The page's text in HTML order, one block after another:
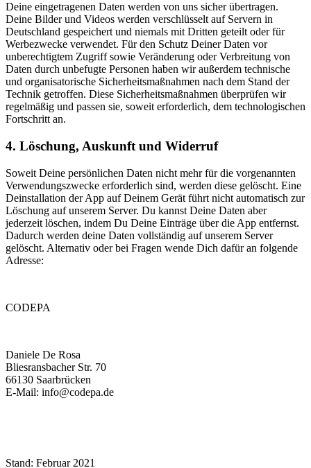
Deine eingetragenen Daten werden von uns sicher übertragen.
Deine Bilder und Videos werden verschlüsselt auf Servern in
Deutschland gespeichert und niemals mit Dritten geteilt oder für
Werbezwecke verwendet. Für den Schutz Deiner Daten vor
unberechtigtem Zugriff sowie Veränderung oder Verbreitung von
Daten durch unbefugte Personen haben wir außerdem technische
und organisatorische Sicherheitsmaßnahmen nach dem Stand der
Technik getroffen. Diese Sicherheitsmaßnahmen überprüfen wir
regelmäßig und passen sie, soweit erforderlich, dem technologischen
Fortschritt an.
4. Löschung, Auskunft und Widerruf
Soweit Deine persönlichen Daten nicht mehr für die vorgenannten
Verwendungszwecke erforderlich sind, werden diese gelöscht. Eine
Deinstallation der App auf Deinem Gerät führt nicht automatisch zur
Löschung auf unserem Server. Du kannst Deine Daten aber
jederzeit löschen, indem Du Deine Einträge über die App entfernst.
Dadurch werden deine Daten vollständig auf unserem Server
gelöscht. Alternativ oder bei Fragen wende Dich dafür an folgende
Adresse:
CODEPA
Daniele De Rosa
Bliesransbacher Str. 70
66130 Saarbrücken
E-Mail: info@codepa.de
Stand: Februar 2021